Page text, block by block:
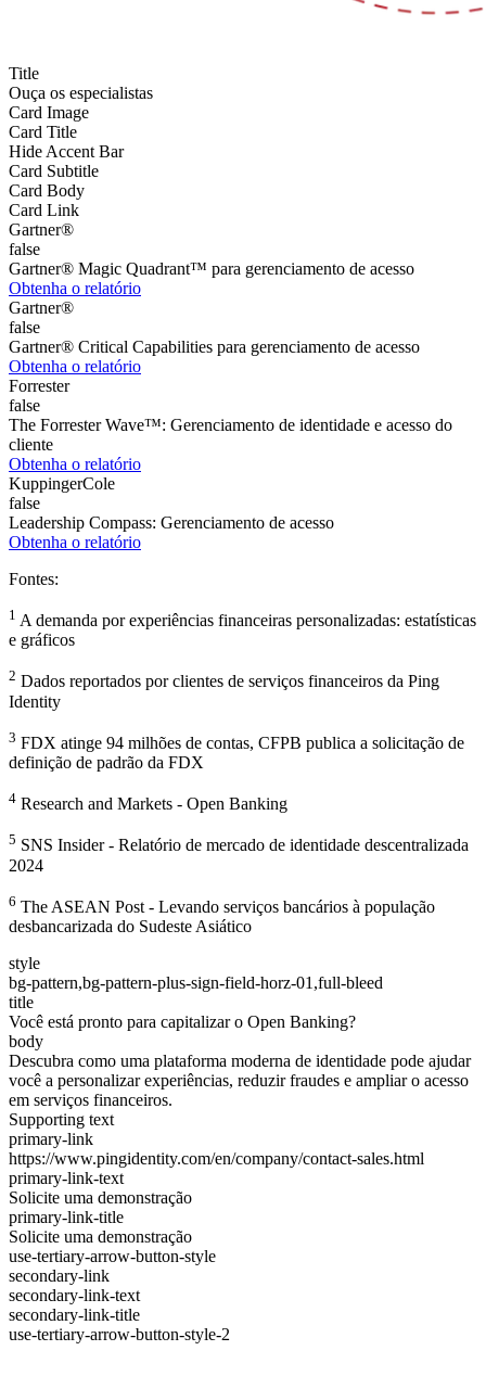
Title
Ouça os especialistas
Card Image
Card Title
Hide Accent Bar
Card Subtitle
Card Body
Card Link
Gartner®
false
Gartner® Magic Quadrant™ para gerenciamento de acesso
Obtenha o relatório
Gartner®
false
Gartner® Critical Capabilities para gerenciamento de acesso
Obtenha o relatório
Forrester
false
The Forrester Wave™: Gerenciamento de identidade e acesso do
cliente
Obtenha o relatório
KuppingerCole
false
Leadership Compass: Gerenciamento de acesso
Obtenha o relatório
Fontes:
1 A demanda por experiências financeiras personalizadas: estatísticas
e gráficos
2 Dados reportados por clientes de serviços financeiros da Ping
Identity
3 FDX atinge 94 milhões de contas, CFPB publica a solicitação de
definição de padrão da FDX
4 Research and Markets - Open Banking
5 SNS Insider - Relatório de mercado de identidade descentralizada
2024
6 The ASEAN Post - Levando serviços bancários à população
desbancarizada do Sudeste Asiático
style
bg-pattern,bg-pattern-plus-sign-field-horz-01,full-bleed
title
Você está pronto para capitalizar o Open Banking?
body
Descubra como uma plataforma moderna de identidade pode ajudar
você a personalizar experiências, reduzir fraudes e ampliar o acesso
em serviços financeiros.
Supporting text
primary-link
https://www.pingidentity.com/en/company/contact-sales.html
primary-link-text
Solicite uma demonstração
primary-link-title
Solicite uma demonstração
use-tertiary-arrow-button-style
secondary-link
secondary-link-text
secondary-link-title
use-tertiary-arrow-button-style-2